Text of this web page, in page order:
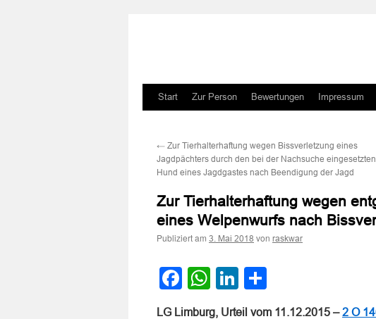
Zum
springen
Start Zur Person Bewertungen Impressum
← Zur Tierhalterhaftung wegen Bissverletzung eines
Jagdpächters durch den bei der Nachsuche eingesetzten
Hund eines Jagdgastes nach Beendigung der Jagd
Zur Tierhalterhaftung wegen
eines Welpenwurfs nach
Publiziert am 3. Mai 2018 von raskwar
Facebook
WhatsApp
LinkedIn
LG Limburg, Urteil vom 11.12.2015 –2 O